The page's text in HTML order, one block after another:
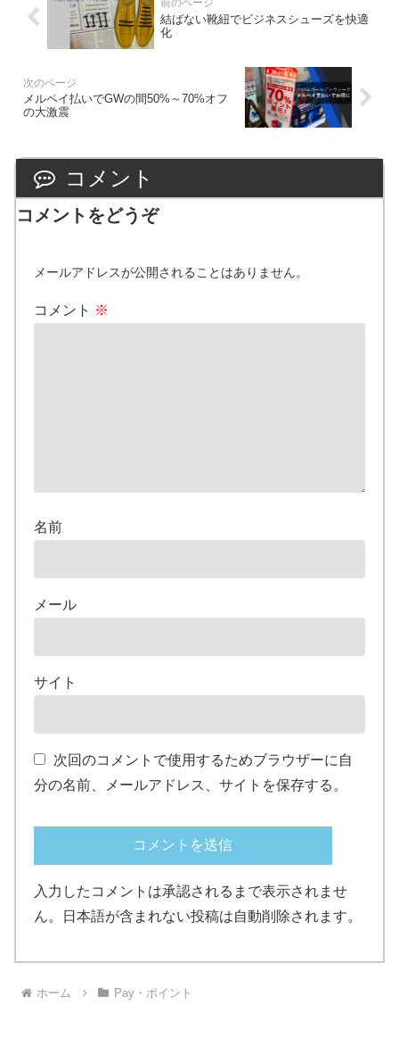
結ばない靴紐でビジネスシューズを快適
化
メルペイ払いでGWの間50%～70%オフ
の大激震
コメント
コメントをどうぞ
メールアドレスが公開されることはありません。
コメント ※
名前
メール
サイト
次回のコメントで使用するためブラウザーに自
分の名前、メールアドレス、サイトを保存する。
入力したコメントは承認されるまで表示されませ
ん。日本語が含まれない投稿は自動削除されます。
ホーム Pay・ポイント